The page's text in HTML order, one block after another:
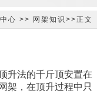
心 >> 网架知识 >>正文
升法的千斤顶安置在
架，在顶升过程中只